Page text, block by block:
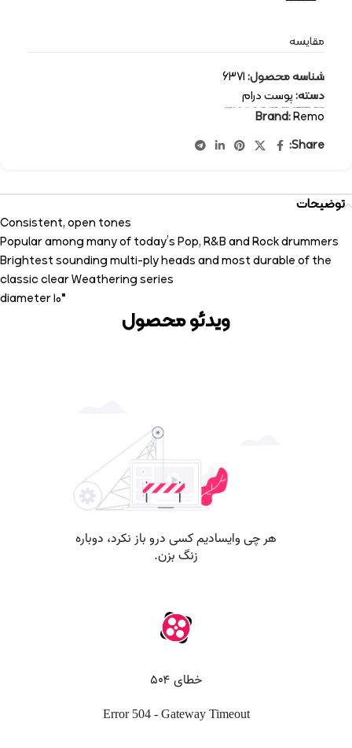
مقایسه
شناسه محصول:6371
دسته:پوست درام
برچسب: drum drum head Emperor percussion-instruments Remo پوست درام رمو سازهای کوبه ای
Brand:Remo
Share:
توضیحات
Consistent, open tones
Popular among many of today’s Pop, R&B and Rock drummers
Brightest sounding multi-ply heads and most durable of the
classic clear Weathering series
10″ diameter
ویدئو محصول